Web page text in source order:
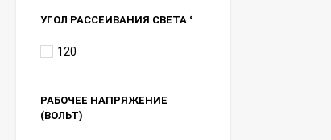
УГОЛ РАССЕИВАНИЯ СВЕТА °
120
РАБОЧЕЕ НАПРЯЖЕНИЕ
(ВОЛЬТ)